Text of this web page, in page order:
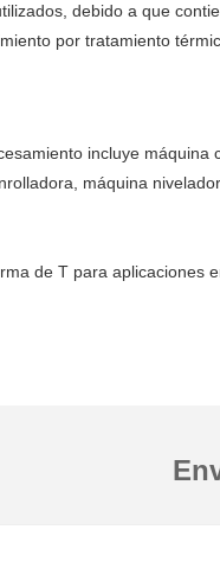
debido a que
por tratamiento
incluye
máquina
de T para aplicaciones